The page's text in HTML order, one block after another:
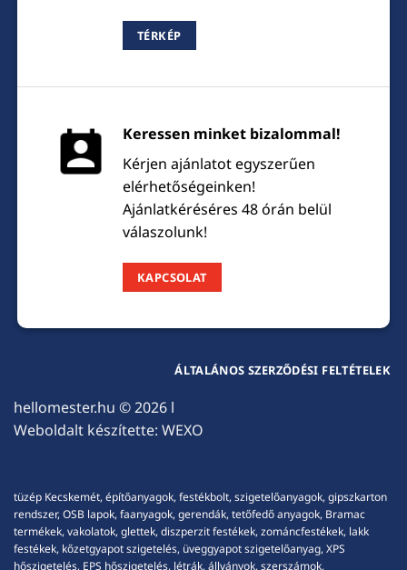
TÉRKÉP
Keressen minket bizalommal!
Kérjen ajánlatot egyszerűen
elérhetőségeinken!
Ajánlatkéréséres 48 órán belül
válaszolunk!
KAPCSOLAT
hellomester.hu © 2026 l
Weboldalt készítette: WEXO
ÁLTALÁNOS SZERZŐDÉSI FELTÉTELEK
tüzép Kecskemét, építőanyagok, festékbolt, szigetelőanyagok, gipszkarton
rendszer, OSB lapok, faanyagok, gerendák, tetőfedő anyagok, Bramac
termékek, vakolatok, glettek, diszperzit festékek, zománcfestékek, lakk
festékek, kőzetgyapot szigetelés, üveggyapot szigetelőanyag, XPS
hőszigetelés, EPS hőszigetelés, létrák, állványok, szerszámok,